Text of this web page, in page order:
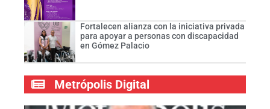
Fortalecen alianza con la iniciativa privada
para apoyar a personas con discapacidad
en Gómez Palacio
Metrópolis Digital